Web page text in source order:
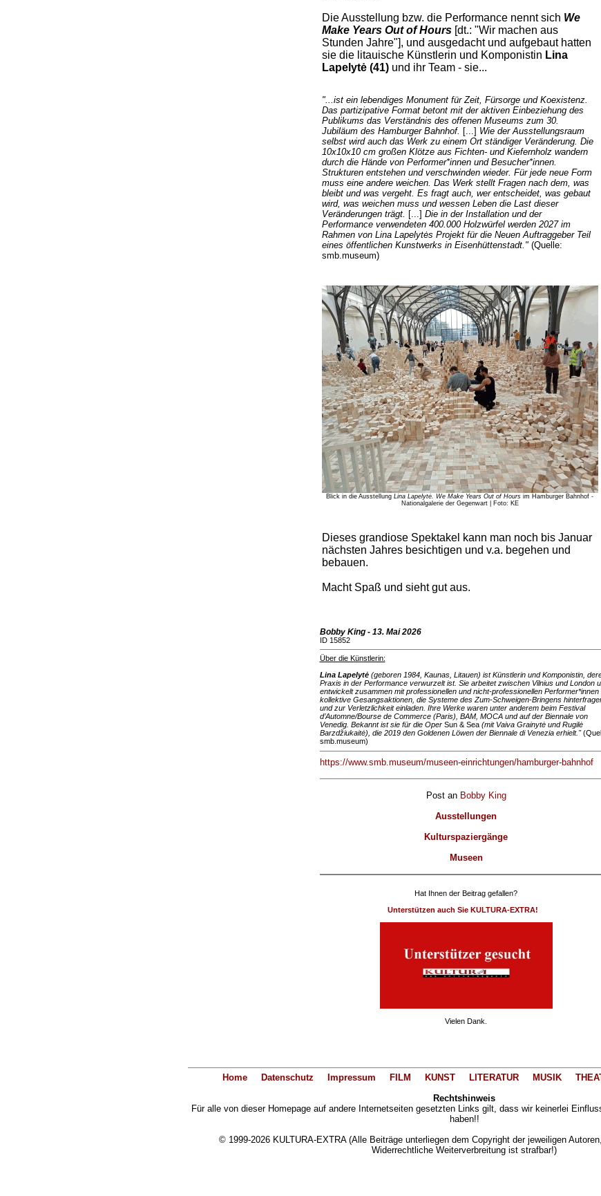
Die Ausstellung bzw. die Performance nennt sich We
Make Years Out of Hours[dt.: "Wir machen aus
Stunden Jahre"], und ausgedacht und aufgebaut hatten
sie die litauische Künstlerin und Komponistin Lina
Lapelytė (41)und ihr Team - sie...
"...ist ein lebendiges Monument für Zeit, Fürsorge und Koexistenz.
Das partizipative Format betont mit der aktiven Einbeziehung des
Publikums das Verständnis des offenen Museums zum 30.
Jubiläum des Hamburger Bahnhof. [...] Wie der Ausstellungsraum
selbst wird auch das Werk zu einem Ort ständiger Veränderung. Die
10x10x10 cm großen Klötze aus Fichten- und Kiefernholz wandern
durch die Hände von Performer*innen und Besucher*innen.
Strukturen entstehen und verschwinden wieder. Für jede neue Form
muss eine andere weichen. Das Werk stellt Fragen nach dem, was
bleibt und was vergeht. Es fragt auch, wer entscheidet, was gebaut
wird, was weichen muss und wessen Leben die Last dieser
Veränderungen trägt. [...] Die in der Installation und der
Performance verwendeten 400.000 Holzwürfel werden 2027 im
Rahmen von Lina Lapelytės Projekt für die Neuen Auftraggeber Teil
eines öffentlichen Kunstwerks in Eisenhüttenstadt."(Quelle:
smb.museum)
Blick in die Ausstellung Lina Lapelytė. We Make Years Out of Hours im Hamburger Bahnhof -
Nationalgalerie der Gegenwart | Foto: KE
Dieses grandiose Spektakel kann man noch bis Januar
nächsten Jahres besichtigen und v.a. begehen und
bebauen.
Macht Spaß und sieht gut aus.
Bobby King - 13. Mai 2026
ID 15852
Über die Künstlerin:
Lina Lapelytė(geboren 1984, Kaunas, Litauen) ist Künstlerin und Komponistin,
Praxis in der Performance verwurzelt ist. Sie arbeitet zwischen Vilnius und London
entwickelt zusammen mit professionellen und nicht-professionellen Performer*innen
kollektive Gesangsaktionen, die Systeme des Zum-Schweigen-Bringens
und zur Verletzlichkeit einladen. Ihre Werke waren unter anderem beim Festival
d’Automne/Bourse de Commerce (Paris), BAM, MOCA und auf der Biennale von
Venedig. Bekannt ist sie für die OperSun & Sea (mit Vaiva Grainytė und Rugilė
Barzdžiukaitė), die 2019 den Goldenen Löwen der Biennale di Venezia erhielt."
smb.museum)
https://www.smb.museum/museen-einrichtungen/hamburger-bahnhof
Post an Bobby King
Ausstellungen
Kulturspaziergänge
Museen
Hat Ihnen der Beitrag gefallen?
Unterstützen auch Sie KULTURA-EXTRA!
Vielen Dank.
Home Datenschutz Impressum FILM KUNST LITERATUR MUSIK
Rechtshinweis
Für alle von dieser Homepage auf andere Internetseiten gesetzten Links gilt, dass wir keinerlei
haben!!
© 1999-2026 KULTURA-EXTRA (Alle Beiträge unterliegen dem Copyright der jeweiligen
Widerrechtliche Weiterverbreitung ist strafbar!)